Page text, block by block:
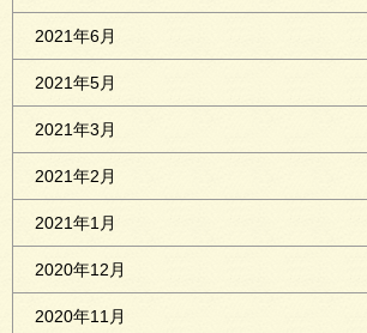
2021年6月
2021年5月
2021年3月
2021年2月
2021年1月
2020年12月
2020年11月